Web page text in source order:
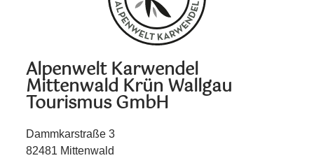
Alpenwelt Karwendel
Mittenwald Krün Wallgau
Tourismus GmbH
Dammkarstraße 3
82481 Mittenwald